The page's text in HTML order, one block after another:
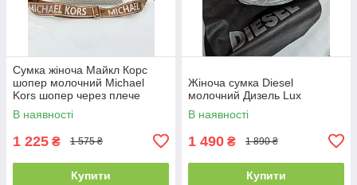
Сумка жіноча Майкл Корс
шопер молочний Michael
Kors шопер через плече
В наявності
1 225 ₴ 1 575 ₴
Купити
Жіноча сумка Diesel
молочний Дизель Lux
В наявності
1 490 ₴ 1 890 ₴
Купити